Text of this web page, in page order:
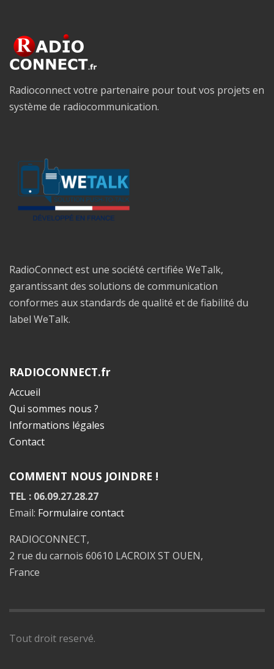
Radioconnect votre partenaire pour tout vos projets en
système de radiocommunication.
RadioConnect est une société certifiée WeTalk,
garantissant des solutions de communication
conformes aux standards de qualité et de fiabilité du
label WeTalk.
RADIOCONNECT.fr
Accueil
Qui sommes nous ?
Informations légales
Contact
COMMENT NOUS JOINDRE !
TEL : 06.09.27.28.27
Email: Formulaire contact
RADIOCONNECT,
2 rue du carnois 60610 LACROIX ST OUEN,
France
Tout droit reservé.